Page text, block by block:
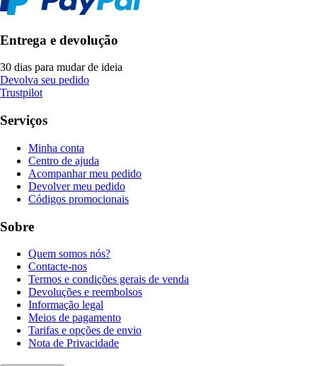
Entrega e devolução
30 dias para mudar de ideia
Devolva seu pedido
Trustpilot
Serviços
Minha conta
Centro de ajuda
Acompanhar meu pedido
Devolver meu pedido
Códigos promocionais
Sobre
Quem somos nós?
Contacte-nos
Termos e condições gerais de venda
Devoluções e reembolsos
Informação legal
Meios de pagamento
Tarifas e opções de envio
Nota de Privacidade